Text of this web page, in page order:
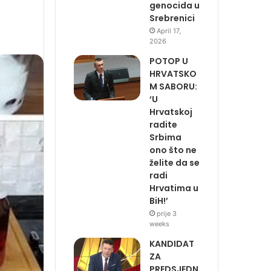
genocida u
Srebrenici
April 17,
2026
POTOP U
HRVATSKO
M SABORU:
‘U
Hrvatskoj
radite
Srbima
ono što ne
želite da se
radi
Hrvatima u
BiH!’
prije 3
weeks
KANDIDAT
ZA